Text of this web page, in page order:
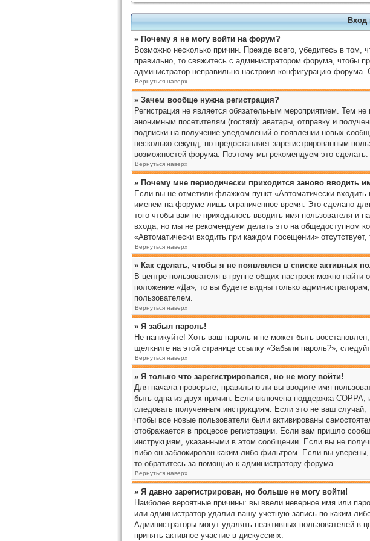
Вход
» Почему я не могу войти на форум?
Возможно несколько причин. Прежде всего, убедитесь в том,
правильно, то свяжитесь с администратором форума, чтобы
администратор неправильно настроил конфигурацию форума.
Вернуться наверх
» Зачем вообще нужна регистрация?
Регистрация не является обязательным мероприятием. Тем
анонимным посетителям (гостям): аватары, отправку и
подписки на получение уведомлений о появлении новых
несколько секунд, но предоставляет зарегистрированным
возможностей форума. Поэтому мы рекомендуем это сделать.
Вернуться наверх
» Почему мне периодически приходится заново вводить
Если вы не отметили флажком пункт «Автоматически
именем на форуме лишь ограниченное время. Это сделано
того чтобы вам не приходилось вводить имя пользователя и
входа, но мы не рекомендуем делать это на общедоступном
«Автоматически входить при каждом посещении»
Вернуться наверх
» Как сделать, чтобы я не появлялся в списке активных
В центре пользователя в группе общих настроек можно
положение «Да», то вы будете видны только
пользователем.
Вернуться наверх
» Я забыл пароль!
Не паникуйте! Хоть ваш пароль и не может быть
щелкните на этой странице ссылку «Забыли пароль?»,
Вернуться наверх
» Я только что зарегистрировался, но не могу войти!
Для начала проверьте, правильно ли вы вводите имя
быть одна из двух причин. Если включена поддержка
следовать полученным инструкциям. Если это не ваш случай,
чтобы все новые пользователи были активированы
отображается в процессе регистрации. Если вам пришло
инструкциям, указанными в этом сообщении. Если вы не
либо он заблокирован каким-либо фильтром. Если вы
то обратитесь за помощью к администратору форума.
Вернуться наверх
» Я давно зарегистрирован, но больше не могу войти!
Наиболее вероятные причины: вы ввели неверное имя или
или администратор удалил вашу учетную запись по каким-
Администраторы могут удалять неактивных пользователей в
принять активное участие в дискуссиях.